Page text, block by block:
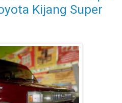
Kijang Super